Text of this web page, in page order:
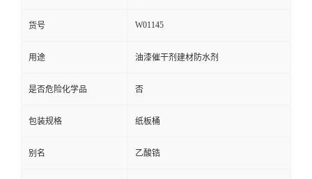
货号 W01145
用途 油漆催干剂建材防水剂
是否危险化学品 否
包装规格 纸板桶
别名 乙酸锆